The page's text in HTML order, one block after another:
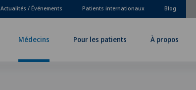
Actualités / Événements Patients internationaux Blog
Médecins Pour les patients À propos